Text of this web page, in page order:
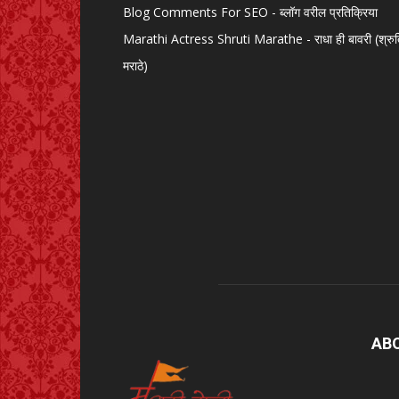
Blog Comments For SEO - ब्लॉग वरील प्रतिक्रिया
Marathi Actress Shruti Marathe - राधा ही बावरी
मराठे)